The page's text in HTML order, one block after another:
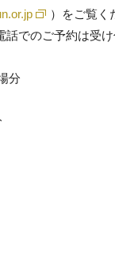
）をご覧く
話でのご予約は受
分